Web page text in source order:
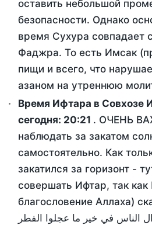
оставить небольшой
безопасности. Однако
время Сухура совпадает
Фаджра. То есть Имсак
пищи и всего, что
азаном на утреннюю
Время Ифтара в Совхозе
сегодня: 20:21 . ОЧЕНЬ
наблюдать за закатом
самостоятельно. Как
закатился за горизонт -
совершать Ифтар, так
благословение Аллаха)
الناس في خير ما عجلوا الفطر